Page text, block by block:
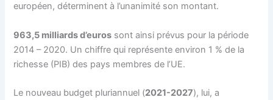
européen, déterminent à l’unanimité son montant.
963,5 milliards d’euros sont ainsi prévus pour la période
2014 – 2020. Un chiffre qui représente environ 1 % de la
richesse (PIB) des pays membres de l’UE.
Le nouveau budget pluriannuel (2021-2027), lui, a